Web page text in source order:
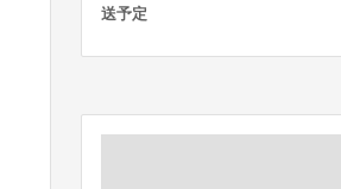
送予定